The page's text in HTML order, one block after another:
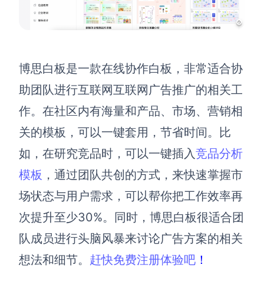
博思白板是一款在线协作白板，非常适合协
助团队进行互联网互联网广告推广的相关工
作。在社区内有海量和产品、市场、营销相
关的模板，可以一键套用，节省时间。比
如，在研究竞品时，可以一键插入竞品分析
模板 ，通过团队共创的方式，来快速掌握市
场状态与用户需求，可以帮你把工作效率再
次提升至少30%。 同时，博思白板很适合团
队成员进行头脑风暴来讨论广告方案的相关
想法和细节。 赶快免费注册体验吧 ！